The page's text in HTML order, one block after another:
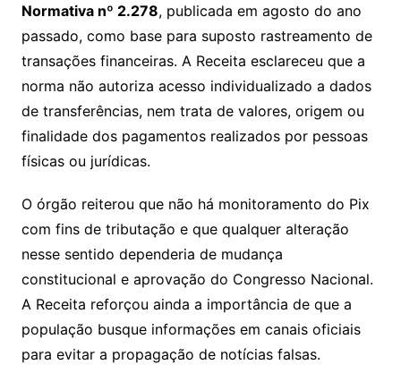
Normativa nº 2.278, publicada em agosto do ano
passado, como base para suposto rastreamento de
transações financeiras. A Receita esclareceu que a
norma não autoriza acesso individualizado a dados
de transferências, nem trata de valores, origem ou
finalidade dos pagamentos realizados por pessoas
físicas ou jurídicas.
O órgão reiterou que não há monitoramento do Pix
com fins de tributação e que qualquer alteração
nesse sentido dependeria de mudança
constitucional e aprovação do Congresso Nacional.
A Receita reforçou ainda a importância de que a
população busque informações em canais oficiais
para evitar a propagação de notícias falsas.